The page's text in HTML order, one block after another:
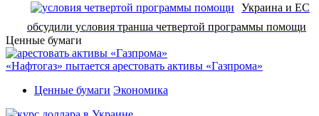
Украина и ЕС
обсудили условия транша четвертой программы помощи
Ценные бумаги
«Нафтогаз» пытается арестовать активы «Газпрома»
Ценные бумаги Экономика